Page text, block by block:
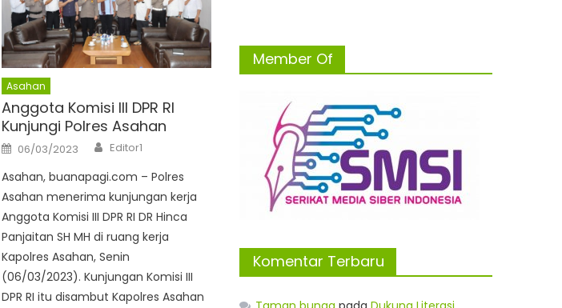
Asahan
Anggota Komisi III DPR RI
Kunjungi Polres Asahan
Posted
on
06/03/2023 Author
Editor1
Asahan, buanapagi.com – Polres
Asahan menerima kunjungan kerja
Anggota Komisi III DPR RI DR Hinca
Panjaitan SH MH di ruang kerja
Kapolres Asahan, Senin
(06/03/2023). Kunjungan Komisi III
DPR RI itu disambut Kapolres Asahan
Member Of
Komentar Terbaru